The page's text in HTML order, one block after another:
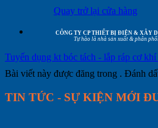
Quay trở lại cửa hàng
CÔNG TY CP THIẾT BỊ ĐIỆN & XÂY
Tự hào là nhà sản xuất & phân
Tuyến dụng kt bóc tách - lắp ráp cơ
Bài viết này được đăng trong . Đánh
TIN TỨC - SỰ KIỆN MỚI